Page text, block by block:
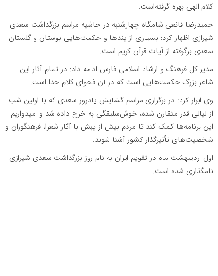
کلام الهی بهره گرفته‌است.
حمیدرضا قانعی شامگاه چهارشنبه در حاشیه مراسم بزرگداشت سعدی
شیرازی اظهار کرد: بسیاری از پندها و حکمت‌هایی بوستان و گلستان
سعدی برگرفته از آیات قرآن کریم است.
مدیر کل فرهنگ و ارشاد اسلامی فارس ادامه داد: در تمام آثار این
شاعر بزرگ حکمت‌هایی است که در آن فحوای کلام خدا است.
وی ابراز کرد: در برگزاری مراسم گشایش یادروز سعدی که با اولین شب
از لیالی قدر متقارن شده، خوش‌سلیقگی به خرج داده شد و امیدواریم
این برنامه‌ها کمک کند تا مردم بیش از پیش با آثار شعرا، فرهنگوران و
شخصیت‌های تأثیرگذار کشور آشنا شوند.
اول اردیبهشت ماه در تقویم ایران به نام روز بزرگداشت سعدی شیرازی
نامگذاری شده است.